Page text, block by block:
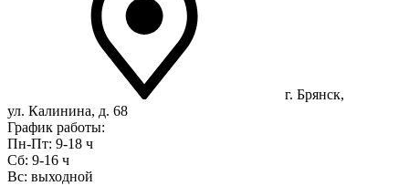
г. Брянск,
ул. Калинина, д. 68
График работы:
Пн-Пт: 9-18 ч
Сб: 9-16 ч
Вс: выходной